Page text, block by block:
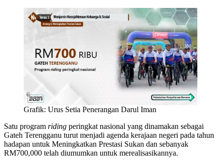
Grafik: Urus Setia Penerangan Darul Iman
Satu program riding peringkat nasional yang dinamakan sebagai
Gateh Terengganu turut menjadi agenda kerajaan negeri pada tahun
hadapan untuk Meningkatkan Prestasi Sukan dan sebanyak
RM700,000 telah diumumkan untuk merealisasikannya.